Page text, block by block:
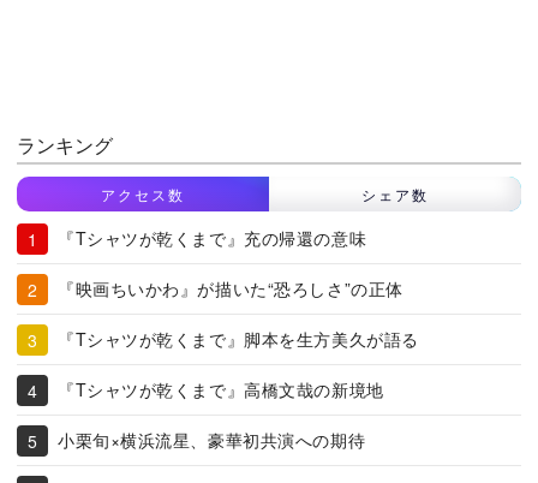
ランキング
アクセス数 シェア数
『Tシャツが乾くまで』充の帰還の意味
『映画ちいかわ』が描いた“恐ろしさ”の正体
『Tシャツが乾くまで』脚本を生方美久が語る
『Tシャツが乾くまで』高橋文哉の新境地
小栗旬×横浜流星、豪華初共演への期待